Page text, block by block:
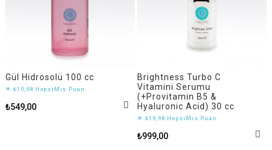
Gül Hidrosolü 100 cc
🌟 ₺10,98 HepsiMis Puan
₺549,00
Brightness Turbo C
Vitamini Serumu
(+Provitamin B5 &
Hyaluronic Acid) 30 cc
🌟 ₺19,98 HepsiMis Puan
₺999,00